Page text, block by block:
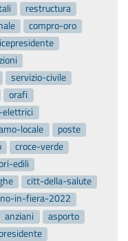
restructura
compro-oro
servizio-civile
orafi
elettrici
locale
poste
croce-verde
edili
citt-della-salute
in-fiera-2022
anziani
asporto
presidente